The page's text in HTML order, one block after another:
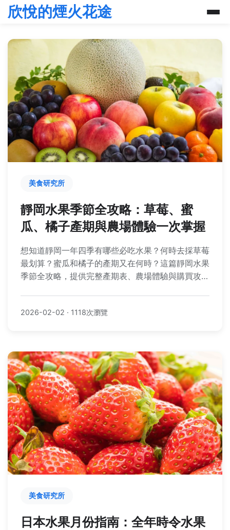
欣悅的煙火花途
美食研究所
靜岡水果季節全攻略：草莓、蜜
瓜、橘子產期與農場體驗一次掌握
想知道靜岡一年四季有哪些必吃水果？何時去採草莓
最划算？蜜瓜和橘子的產期又在何時？這篇靜岡水果
季節全攻略，提供完整產期表、農場體驗與購買攻
2026-02-02 · 1118次瀏覽
美食研究所
日本水果月份指南：全年時令水果